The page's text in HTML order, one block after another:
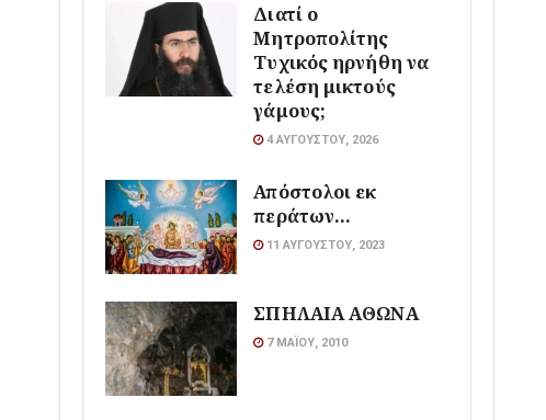
Διατί ο
Μητροπολίτης
Τυχικός ηρνήθη να
τελέση μικτούς
γάμους;
4 ΑΥΓΟΎΣΤΟΥ, 2026
Απόστολοι εκ
περάτων…
11 ΑΥΓΟΎΣΤΟΥ, 2023
ΣΠΗΛΑΙΑ ΑΘΩΝΑ
7 ΜΑΪ́ΟΥ, 2010